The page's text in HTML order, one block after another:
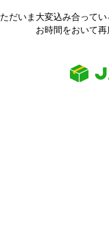
ただいま大変込み合って
お時間をおいて